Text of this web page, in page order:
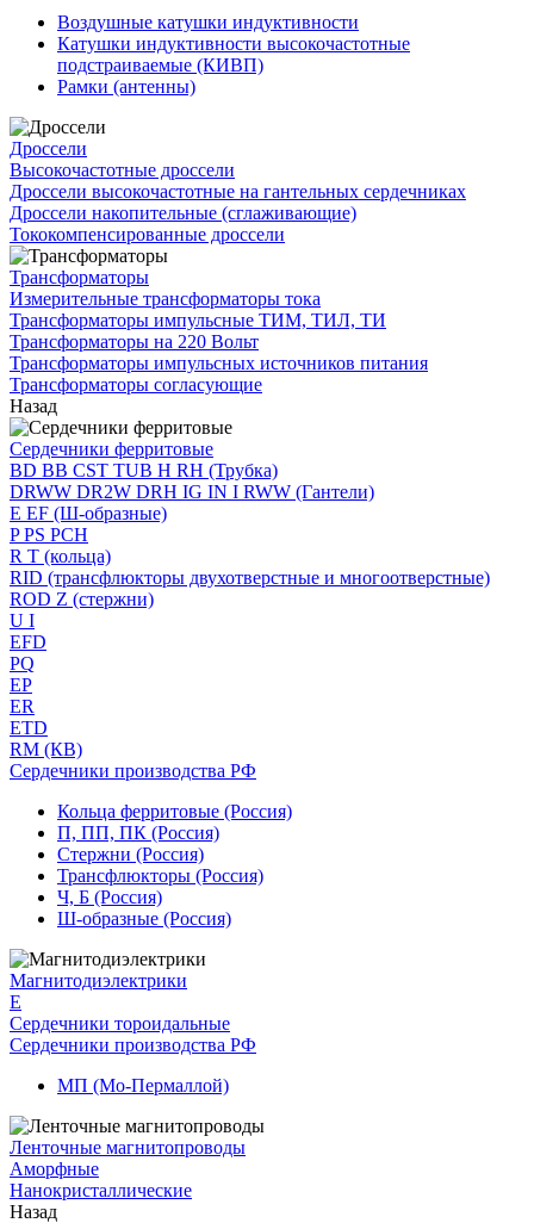
Воздушные катушки индуктивности
Катушки индуктивности высокочастотные
подстраиваемые (КИВП)
Рамки (антенны)
Дроссели
Высокочастотные дроссели
Дроссели высокочастотные на гантельных сердечниках
Дроссели накопительные (сглаживающие)
Тококомпенсированные дроссели
Трансформаторы
Измерительные трансформаторы тока
Трансформаторы импульсные ТИМ, ТИЛ, ТИ
Трансформаторы на 220 Вольт
Трансформаторы импульсных источников питания
Трансформаторы согласующие
Назад
Сердечники ферритовые
BD BB CST TUB H RH (Трубка)
DRWW DR2W DRH IG IN I RWW (Гантели)
E EF (Ш-образные)
P PS PCH
R T (кольца)
RID (трансфлюкторы двухотверстные и многоотверстные)
ROD Z (стержни)
U I
EFD
PQ
EP
ER
ETD
RM (КВ)
Сердечники производства РФ
Кольца ферритовые (Россия)
П, ПП, ПК (Россия)
Стержни (Россия)
Трансфлюкторы (Россия)
Ч, Б (Россия)
Ш-образные (Россия)
Магнитодиэлектрики
E
Сердечники тороидальные
Сердечники производства РФ
МП (Мо-Пермаллой)
Ленточные магнитопроводы
Аморфные
Нанокристаллические
Назад